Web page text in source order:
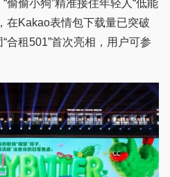
偷偷小狗”精准接住年轻人“低能
在Kakao表情包下载量已突破
合租501”首次亮相，用户可参